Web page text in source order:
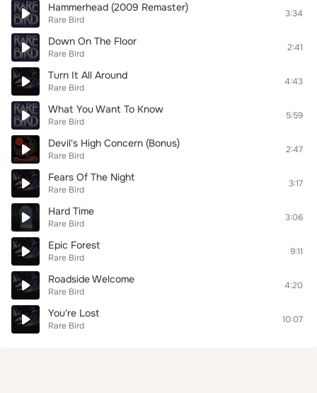
Hammerhead (2009 Remaster)
Rare Bird
3:34
Down On The Floor
Rare Bird
2:41
Turn It All Around
Rare Bird
4:43
What You Want To Know
Rare Bird
5:59
Devil's High Concern (Bonus)
Rare Bird
2:47
Fears Of The Night
Rare Bird
3:17
Hard Time
Rare Bird
3:06
Epic Forest
Rare Bird
9:11
Roadside Welcome
Rare Bird
4:20
You're Lost
Rare Bird
10:07